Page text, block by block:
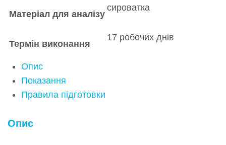
Матеріал для аналізу
сироватка
Термін виконання
17 робочих днів
Опис
Показання
Правила підготовки
Опис